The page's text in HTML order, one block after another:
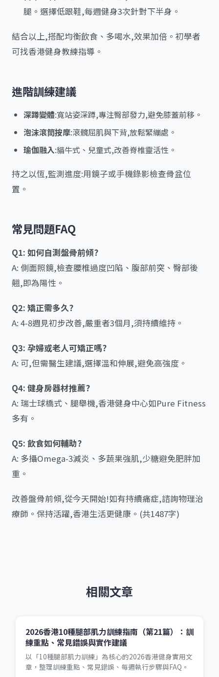
腿。選擇低跟鞋,每週健身3次針對下半身。
結合以上,搭配均衡飲食、多喝水,效果加倍。初學者
可找香港健身教練指導。
進階訓練建議
深蹲變體:寬站姿深蹲,專注臀部發力,避免膝蓋前移。
泡沫滾筒按摩:滾髖屈肌與下背,放鬆緊繃處。
瑜伽融入:貓牛式、兒童式,改善脊椎靈活性。
持之以恆,監測進度:用鏡子或手機錄影檢查骨盆位
置。
常見問題FAQ
Q1: 如何自測盤骨前傾?
A: 側面照鏡,檢查腰椎過度凹陷、腹部前突、臀部後
翹,即為陽性。
Q2: 矯正需多久?
A: 4-8週見初步改善,嚴重者3個月,須持續維持。
Q3: 孕婦或老人可矯正嗎?
A: 可,但需醫生建議,選擇溫和伸展,避免高強度。
Q4: 健身房器材推薦?
A: 瑞士球橋式、腿舉機,香港健身中心如Pure Fitness
多有。
Q5: 飲食如何輔助?
A: 多攝Omega-3減炎、多蔬果強肌,少糖避免肥胖加
重。
改善盤骨前傾,從今天開始!如有持續痛症,諮詢物理治
療師。保持活躍,香港生活更健康。(共1487字)
相關文章
2026香港10種腿部肌力訓練指南（第21篇）：訓
練重點、常見錯誤與實作建議
以「10種腿部肌力訓練」為核心的2026香港健身實用文
章，整理訓練重點、常見錯誤、每週執行步驟與FAQ。